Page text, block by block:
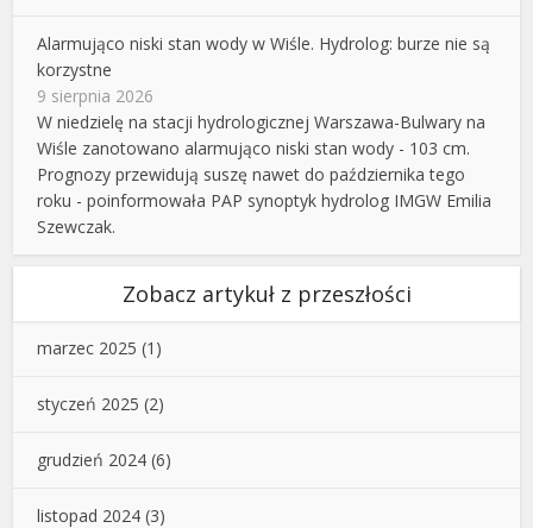
Alarmująco niski stan wody w Wiśle. Hydrolog: burze nie są
korzystne
9 sierpnia 2026
W niedzielę na stacji hydrologicznej Warszawa-Bulwary na
Wiśle zanotowano alarmująco niski stan wody - 103 cm.
Prognozy przewidują suszę nawet do października tego
roku - poinformowała PAP synoptyk hydrolog IMGW Emilia
Szewczak.
Zobacz artykuł z przeszłości
marzec 2025 (1)
styczeń 2025 (2)
grudzień 2024 (6)
listopad 2024 (3)